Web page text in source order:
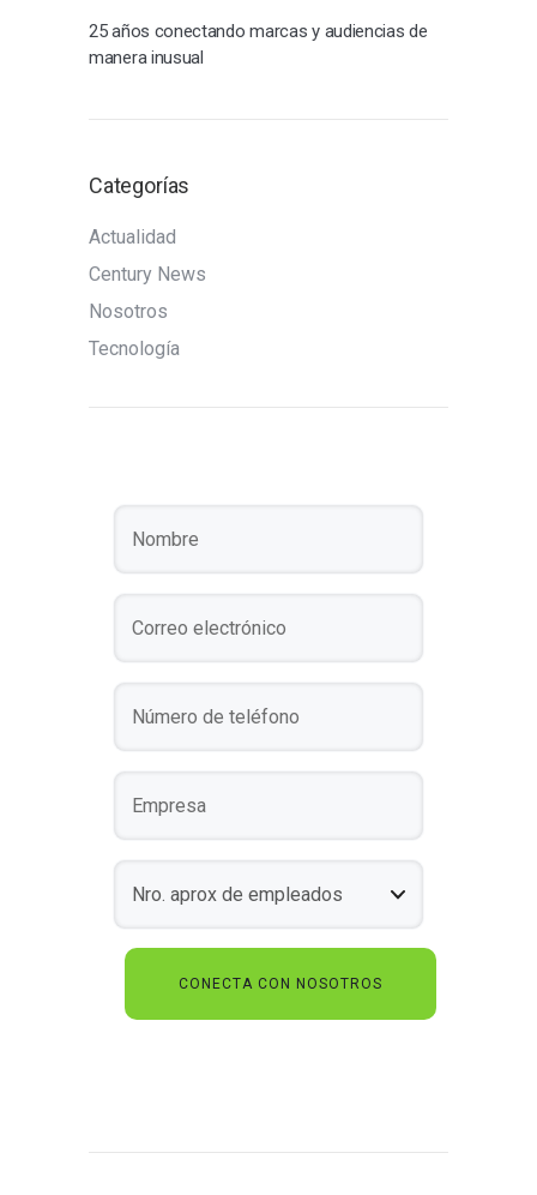
25 años conectando marcas y audiencias de
manera inusual
Categorías
Actualidad
Century News
Nosotros
Tecnología